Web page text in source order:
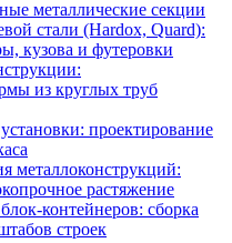
металлические секции
стали (Hardox, Quard):
кузова и футеровки
из круглых труб
проектирование
металлоконструкций:
растяжение
контейнеров: сборка
строек